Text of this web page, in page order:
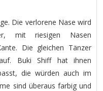
Die verlorene Nase wird
mit riesigen Nasen
Die gleichen Tänzer
Buki Shiff hat ihnen
die würden auch im
sind überaus farbig und